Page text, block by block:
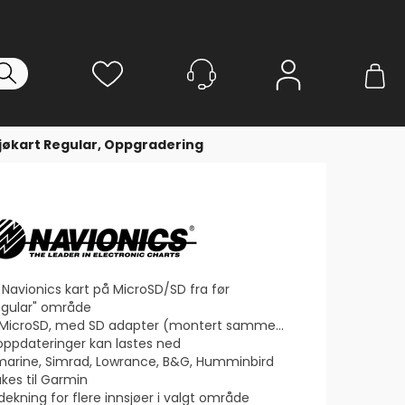
Regular, Oppgradering
kart på MicroSD/SD fra før
område
med SD adapter (montert sammen)
kan lastes ned
Simrad, Lowrance, B&G, Humminbird
til Garmin
for flere innsjøer i valgt område